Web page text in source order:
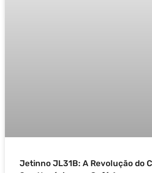
Jetinno JL31B: A Revolução do